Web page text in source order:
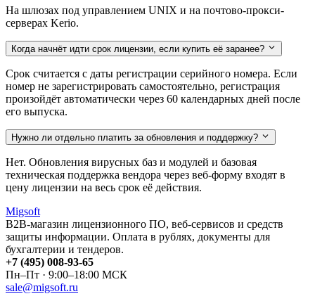
На шлюзах под управлением UNIX и на почтово-прокси-
серверах Kerio.
Когда начнёт идти срок лицензии, если купить её заранее?
Срок считается с даты регистрации серийного номера. Если
номер не зарегистрировать самостоятельно, регистрация
произойдёт автоматически через 60 календарных дней после
его выпуска.
Нужно ли отдельно платить за обновления и поддержку?
Нет. Обновления вирусных баз и модулей и базовая
техническая поддержка вендора через веб-форму входят в
цену лицензии на весь срок её действия.
Migsoft
B2B-магазин лицензионного ПО, веб-сервисов и средств
защиты информации. Оплата в рублях, документы для
бухгалтерии и тендеров.
+7 (495) 008-93-65
Пн–Пт · 9:00–18:00 МСК
sale@migsoft.ru